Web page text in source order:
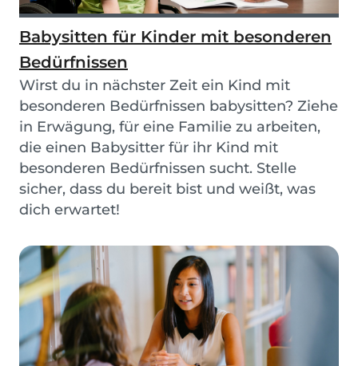
Babysitten für Kinder mit besonderen
Bedürfnissen
Wirst du in nächster Zeit ein Kind mit
besonderen Bedürfnissen babysitten? Ziehe
in Erwägung, für eine Familie zu arbeiten,
die einen Babysitter für ihr Kind mit
besonderen Bedürfnissen sucht. Stelle
sicher, dass du bereit bist und weißt, was
dich erwartet!